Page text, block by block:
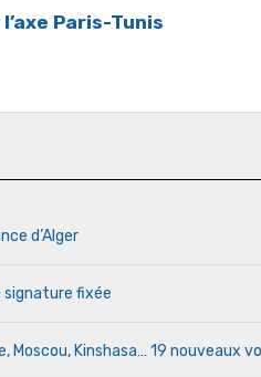
Paris-Tunis
d’Alger
signature fixée
Moscou, Kinshasa… 19 nouveaux